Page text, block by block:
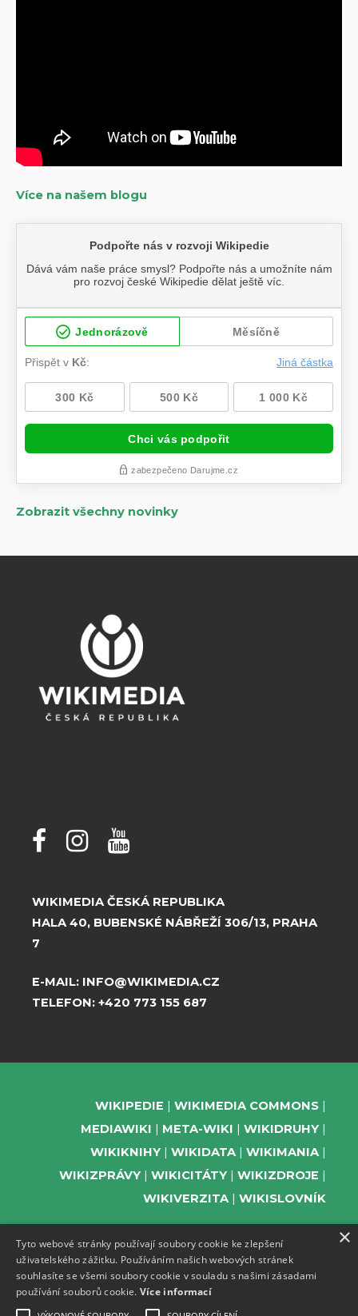
Více na našem blogu
Zobrazit všechny novinky
WIKIMEDIA ČESKÁ REPUBLIKA
HALA 40, BUBENSKÉ NÁBŘEŽÍ 306/13, PRAHA
7
E-MAIL: INFO@WIKIMEDIA.CZ
TELEFON: +420 773 155 687
WIKIPEDIE
WIKIMEDIA COMMONS
MEDIAWIKI
META-WIKI
WIKIDRUHY
WIKIKNIHY
WIKIDATA
WIKIMANIA
WIKIZPRÁVY
WIKICITÁTY
WIKIZDROJE
WIKIVERZITA
WIKISLOVNÍK
PODPOŘTE NÁS
ODEBÍREJTE NEWSLETTER
×
Tyto webové stránky používají soubory cookie ke zlepšení
uživatelského zážitku. Používáním našich webových stránek
souhlasíte se všemi soubory cookie v souladu s našimi zásadami
používání souborů cookie. Více informací